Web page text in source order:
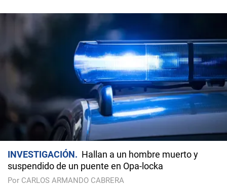
INVESTIGACIÓN
Hallan a un hombre muerto y
suspendido de un puente en Opa-locka
Por CARLOS ARMANDO CABRERA